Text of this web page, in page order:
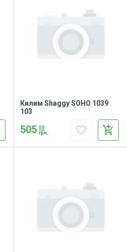
Килим Shaggy SOHO 1039
103
505 00
грн.
add_shopping_cart
favorite_border